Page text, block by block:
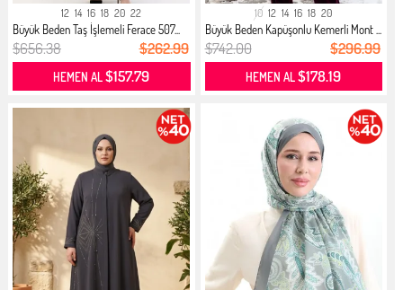
12 14 16 18 20 22
Büyük Beden Taş İşlemeli Ferace 507...
$656.38 $262.99
HEMEN AL$157.79
10 12 14 16 18 20
Büyük Beden Kapüşonlu Kemerli Mont ...
$742.00 $296.99
HEMEN AL$178.19